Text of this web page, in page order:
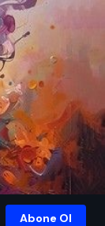
Abone Ol